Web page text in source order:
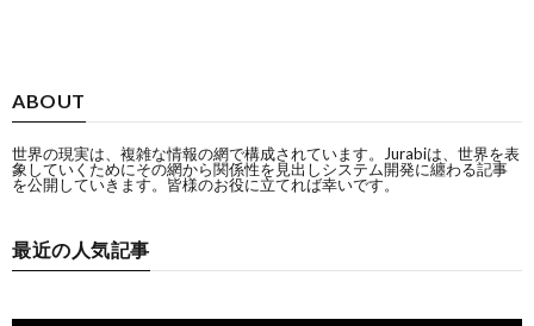
ABOUT
世界の現実は、複雑な情報の網で構成されています。Jurabiは、世界を表
象していくためにその網から関係性を見出しシステム開発に纏わる記事
を公開していきます。皆様のお役に立てれば幸いです。
最近の人気記事